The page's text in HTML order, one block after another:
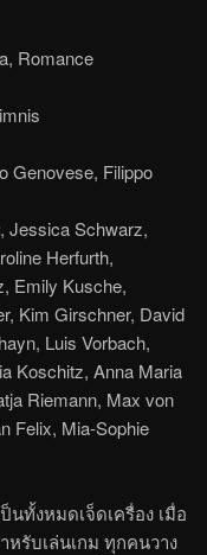
Romance
Genovese, Filippo
Jessica Schwarz,
Herfurth,
Emily Kusche,
Kim Girschner, David
Luis Vorbach,
Koschitz, Anna Maria
Riemann, Max von
Felix, Mia-Sophie
ทั้งหมดเจ็ดเครื่อง เมื่อ
รับเล่นเกม ทุกคนวาง